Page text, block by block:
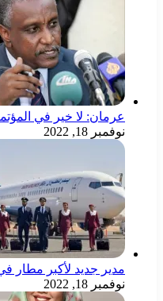
عرمان: لا خير في
نوفمبر 18, 2022
مدير جديد لأكبر مطار
نوفمبر 18, 2022